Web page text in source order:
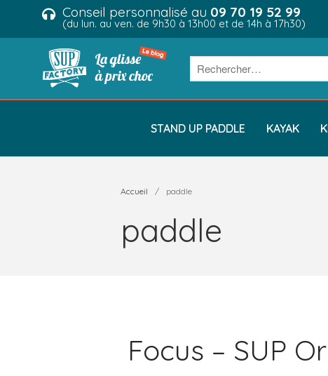
Conseil personnalisé au 09 70 19 52 99
(du lun. au ven. de 9h30 à 13h00 et de 14h à 17h30)
STAND UP PADDLE KAYAK
Accueil / paddle
paddle
Focus – SUP